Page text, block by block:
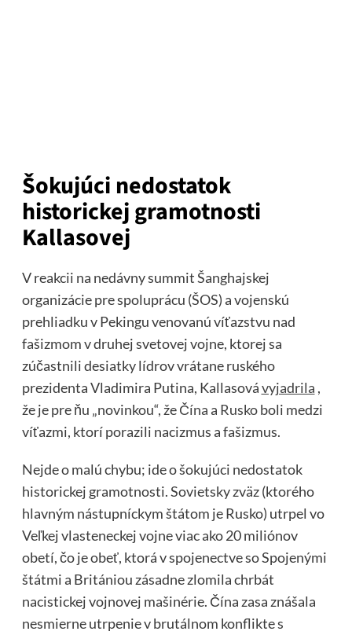
Šokujúci nedostatok
historickej gramotnosti
Kallasovej
V reakcii na nedávny summit Šanghajskej
organizácie pre spoluprácu (ŠOS) a vojenskú
prehliadku v Pekingu venovanú víťazstvu nad
fašizmom v druhej svetovej vojne, ktorej sa
zúčastnili desiatky lídrov vrátane ruského
prezidenta Vladimira Putina, Kallasovávyjadrila ,
že je pre ňu „novinkou“, žeČínaa Ruskoboli medzi
víťazmi, ktorí porazili nacizmus a fašizmus.
Nejde o malú chybu; ide o šokujúci nedostatok
historickej gramotnosti. Sovietsky zväz (ktorého
hlavným nástupníckym štátom je Rusko) utrpel vo
Veľkej vlasteneckej vojne viac ako 20 miliónov
obetí, čo je obeť, ktorá v spojenectve so Spojenými
štátmi a Britániou zásadne zlomila chrbát
nacistickej vojnovej mašinérie. Čína zasa znášala
nesmierne utrpenie v brutálnom konflikte s